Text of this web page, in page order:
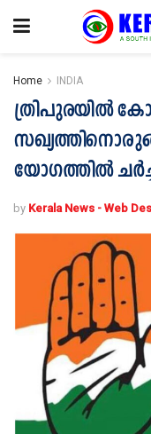
Home INDIA
ത്രിപുരയില്‍
യോഗത്തില്‍
by Kerala News - Web